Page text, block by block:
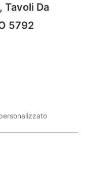
Tavoli Da
5792